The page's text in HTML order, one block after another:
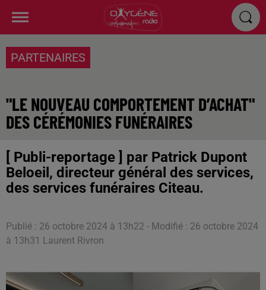
PARTENAIRES
"LE NOUVEAU COMPORTEMENT D’ACHAT"
DES CÉRÉMONIES FUNÉRAIRES
[ Publi-reportage ] par Patrick Dupont
Beloeil, directeur général des services,
des services funéraires Citeau.
Publié : 26 octobre 2024 à 13h22 - Modifié : 26 octobre 2024
à 13h31 Laurent Rivron